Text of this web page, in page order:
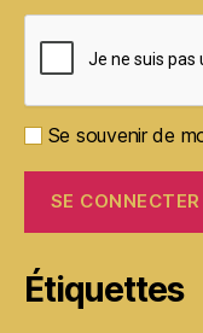
Se souvenir de
Étiquettes